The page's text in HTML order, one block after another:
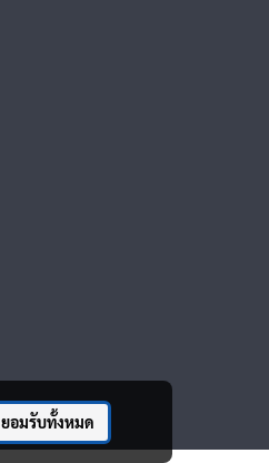
ยอมรับทั้งหมด